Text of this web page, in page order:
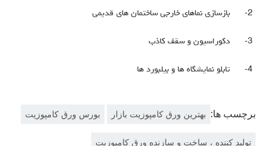
2- بازسازی نماهای خارجی ساختمان های قدیمی
3- دکوراسیون و سقف کاذب
4- تابلو نمایشگاه ها و بیلبورد ها
برچسب ها: بهترین ورق کامپوزیت بازار بورس ورق کامپوزیت
تولید کننده ، ساخت و سازنده ورق کامپوزیت